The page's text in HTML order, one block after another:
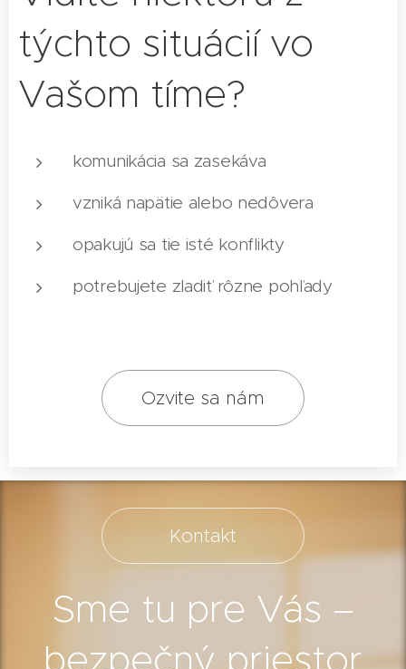
týchto situácií vo
Vašom tíme?
komunikácia sa zasekáva
vzniká napätie alebo nedôvera
opakujú sa tie isté konflikty
potrebujete zladiť rôzne pohľady
Ozvite sa nám
Kontakt
Sme tu pre Vás –
bezpečný priestor